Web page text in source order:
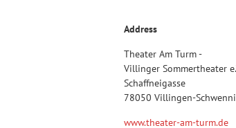
Address
Theater Am Turm -
Villinger Sommertheater
Schaffneigasse
78050 Villingen-
www.theater-am-turm.de